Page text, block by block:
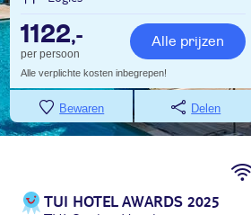
1122,-
per persoon
Alle prijzen
Alle verplichte kosten inbegrepen!
Bewaren Delen
TUI HOTEL AWARDS 2025